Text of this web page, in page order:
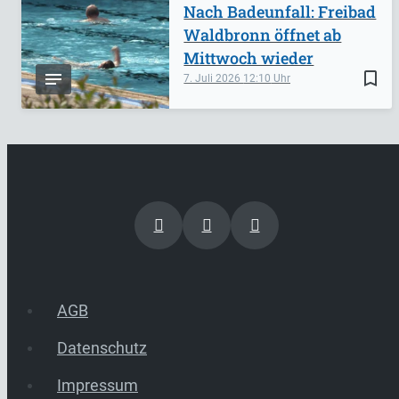
bookmark_border
7. Juli 2026 12:10
Nach Badeunfall: Freibad
Waldbronn öffnet ab
Mittwoch wieder
AGB
Datenschutz
Impressum